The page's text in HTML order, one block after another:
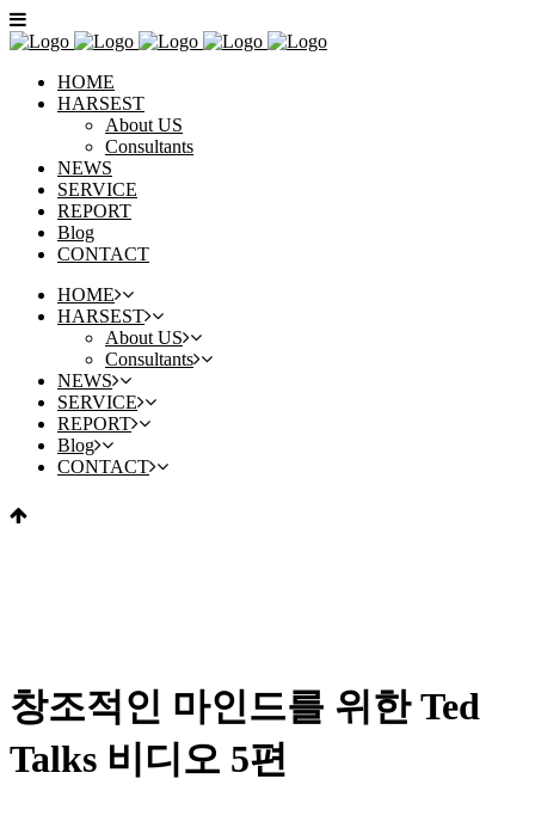
HOME
HARSEST
About US
Consultants
NEWS
SERVICE
REPORT
Blog
CONTACT
HOME
HARSEST
About US
Consultants
NEWS
SERVICE
REPORT
Blog
CONTACT
창조적인 마인드를 위한 Ted
Talks 비디오 5편